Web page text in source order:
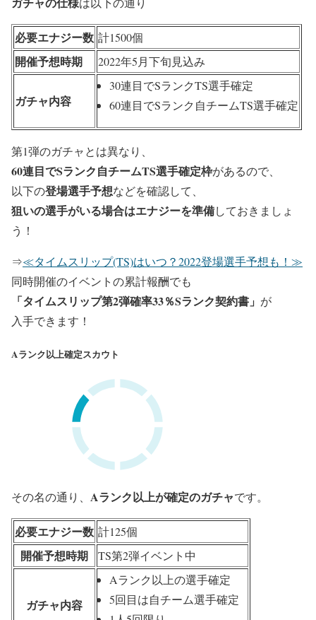
必要エナジー数 計1500個
開催予想時期 2022年5月下旬見込み
ガチャ内容
30連目でSランクTS選手確定
60連目でSランク自チームTS選手確定
第1弾のガチャとは異なり、
60連目でSランク自チームTS選手確定枠があるので、
以下の登場選手予想などを確認して、
狙いの選手がいる場合はエナジーを準備しておきましょ
う！
⇒≪タイムスリップ(TS)はいつ？2022登場選手予想も！≫
同時開催のイベントの累計報酬でも
「タイムスリップ第2弾確率33％Sランク契約書」 が
入手できます！
Aランク以上確定スカウト
その名の通り、 Aランク以上が確定のガチャです。
必要エナジー数 計125個
開催予想時期 TS第2弾イベント中
ガチャ内容
Aランク以上の選手確定
5回目は自チーム選手確定